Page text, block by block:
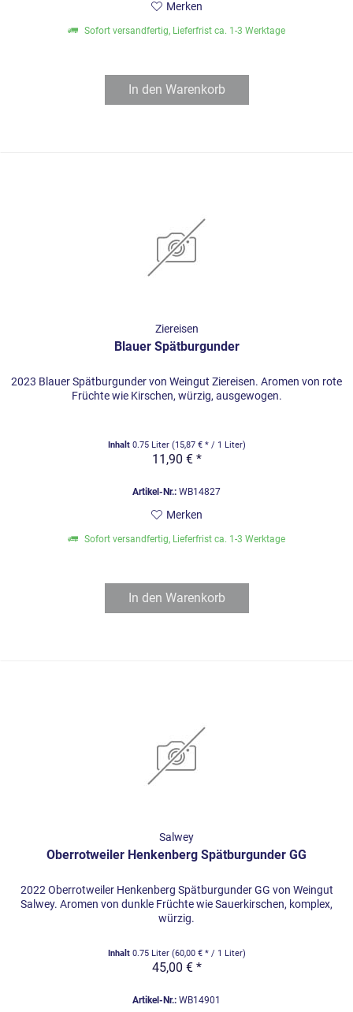
Merken
Sofort versandfertig, Lieferfrist ca. 1-3 Werktage
In den Warenkorb
Ziereisen
Blauer Spätburgunder
2023 Blauer Spätburgunder von Weingut Ziereisen. Aromen von rote
Früchte wie Kirschen, würzig, ausgewogen.
Inhalt 0.75 Liter (15,87 € * / 1 Liter)
11,90 € *
Artikel-Nr.: WB14827
Merken
Sofort versandfertig, Lieferfrist ca. 1-3 Werktage
In den Warenkorb
Salwey
Oberrotweiler Henkenberg Spätburgunder GG
2022 Oberrotweiler Henkenberg Spätburgunder GG von Weingut
Salwey. Aromen von dunkle Früchte wie Sauerkirschen, komplex,
würzig.
Inhalt 0.75 Liter (60,00 € * / 1 Liter)
45,00 € *
Artikel-Nr.: WB14901